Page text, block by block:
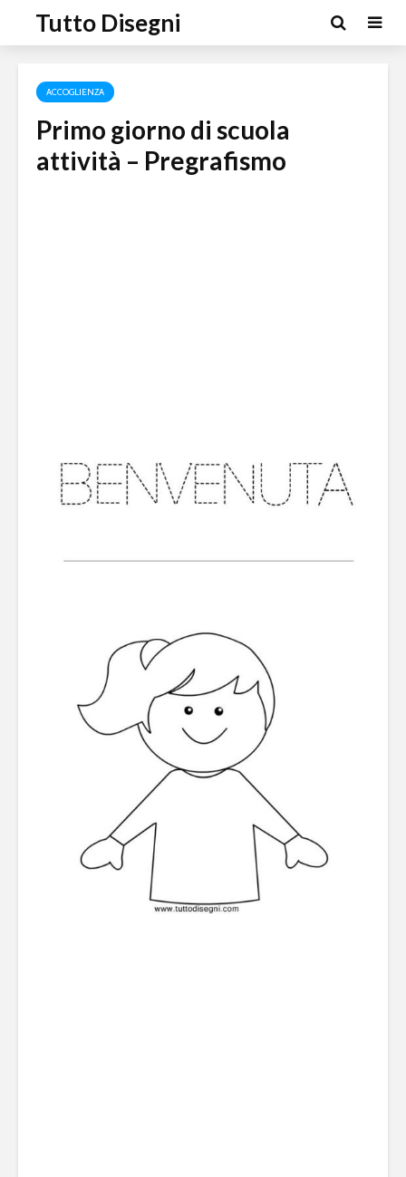
Tutto Disegni
ACCOGLIENZA
Primo giorno di scuola
attività – Pregrafismo